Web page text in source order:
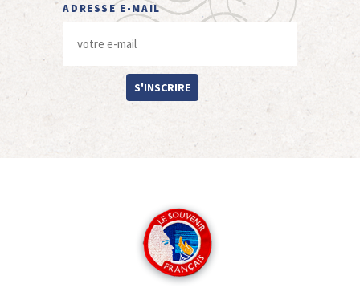
ADRESSE E-MAIL
S'INSCRIRE